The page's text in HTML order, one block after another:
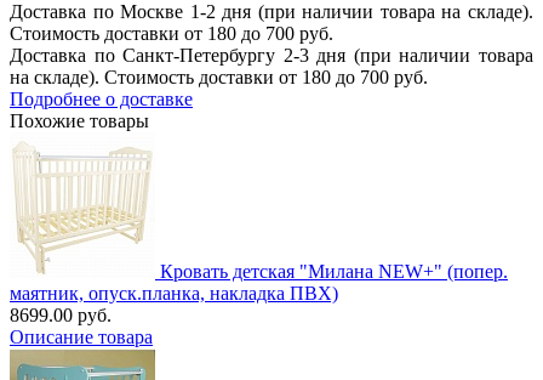
Доставка по Москве 1-2 дня (при наличии товара на складе).
Стоимость доставки от 180 до 700 руб.
Доставка по Санкт-Петербургу 2-3 дня (при наличии товара
на складе). Стоимость доставки от 180 до 700 руб.
Подробнее о доставке
Похожие товары
Кровать детская "Милана NEW+" (попер.
маятник, опуск.планка, накладка ПВХ)
8699.00 руб.
Описание товара